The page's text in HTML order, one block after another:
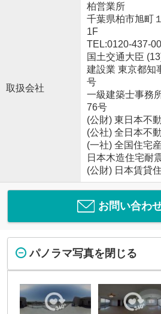
取扱会社
柏営業所
千葉県柏市旭町
1F
TEL:0120-437-
国土交通大臣
建設業 東京都知
号
一級建築士事務
76号
(公財) 東日本不
(公社) 全日本不
(一社) 全国住宅
日本木造住宅耐
(公財) 日本賃貸
お問い合わ
パノラマ写真を閉じる